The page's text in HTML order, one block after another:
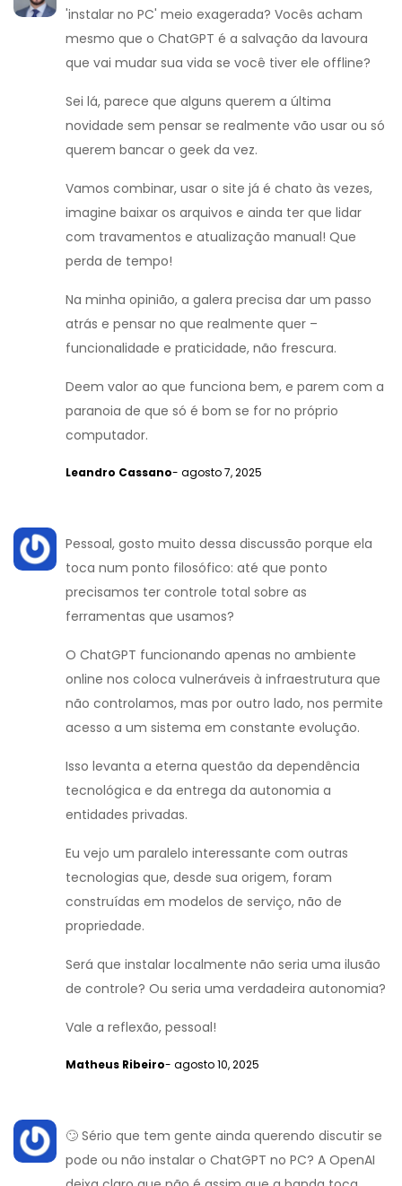
'instalar no PC' meio exagerada? Vocês acham
mesmo que o ChatGPT é a salvação da lavoura
que vai mudar sua vida se você tiver ele offline?
Sei lá, parece que alguns querem a última
novidade sem pensar se realmente vão usar ou só
querem bancar o geek da vez.
Vamos combinar, usar o site já é chato às vezes,
imagine baixar os arquivos e ainda ter que lidar
com travamentos e atualização manual! Que
perda de tempo!
Na minha opinião, a galera precisa dar um passo
atrás e pensar no que realmente quer –
funcionalidade e praticidade, não frescura.
Deem valor ao que funciona bem, e parem com a
paranoia de que só é bom se for no próprio
computador.
Leandro Cassano- agosto 7, 2025
Pessoal, gosto muito dessa discussão porque ela
toca num ponto filosófico: até que ponto
precisamos ter controle total sobre as
ferramentas que usamos?
O ChatGPT funcionando apenas no ambiente
online nos coloca vulneráveis à infraestrutura que
não controlamos, mas por outro lado, nos permite
acesso a um sistema em constante evolução.
Isso levanta a eterna questão da dependência
tecnológica e da entrega da autonomia a
entidades privadas.
Eu vejo um paralelo interessante com outras
tecnologias que, desde sua origem, foram
construídas em modelos de serviço, não de
propriedade.
Será que instalar localmente não seria uma ilusão
de controle? Ou seria uma verdadeira autonomia?
Vale a reflexão, pessoal!
Matheus Ribeiro- agosto 10, 2025
🙄 Sério que tem gente ainda querendo discutir se
pode ou não instalar o ChatGPT no PC? A OpenAI